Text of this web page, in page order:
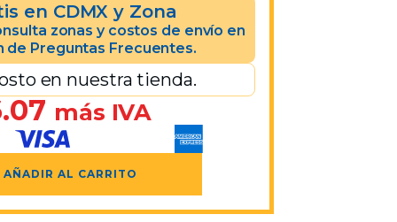
en CDMX y Zona
zonas y costos de envío en
de Preguntas Frecuentes.
en nuestra tienda.
más IVA
AÑADIR AL CARRITO